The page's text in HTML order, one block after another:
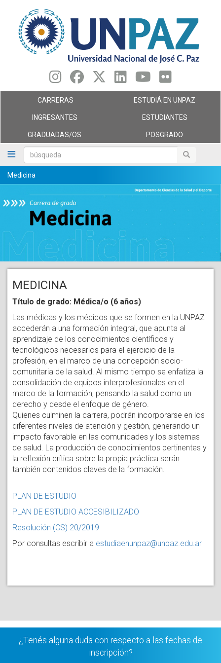
contenido
principal
búsqueda búsqueda
CARRERAS ESTUDIÁ EN UNPAZ
INGRESANTES ESTUDIANTES
GRADUADAS/OS POSGRADO
Medicina
MEDICINA
Título de grado: Médica/o (6 años)
Las médicas y los médicos que se formen en la UNPAZ
accederán a una formación integral, que apunta al
aprendizaje de los conocimientos científicos y
tecnológicos necesarios para el ejercicio de la
profesión, en el marco de una concepción socio-
comunitaria de la salud. Al mismo tiempo se enfatiza la
consolidación de equipos interprofesionales en el
marco de la formación, pensando la salud como un
derecho y desde el enfoque de género.
Quienes culminen la carrera, podrán incorporarse en los
diferentes niveles de atención y gestión, generando un
impacto favorable en las comunidades y los sistemas
de salud. La producción de conocimientos pertinentes y
la reflexión crítica sobre la propia práctica serán
también contenidos claves de la formación.
PLAN DE ESTUDIO
PLAN DE ESTUDIO ACCESIBILIZADO
Resolución (CS) 20/2019
Por consultas escribir a estudiaenunpaz@unpaz.edu.ar
¿Tenés alguna duda con respecto a las fechas de
inscripción?